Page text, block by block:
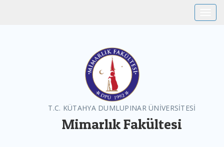
T.C. KÜTAHYA DUMLUPINAR ÜNİVERSİTESİ
Mimarlık Fakültesi